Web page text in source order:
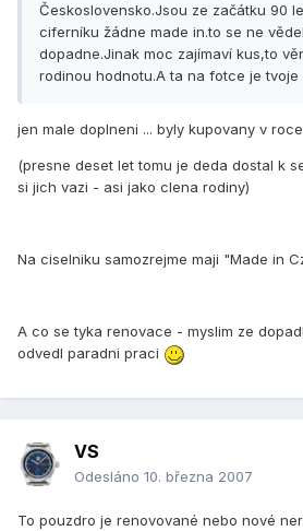
Československo.Jsou ze začátku 90
ciferníku žádne made in.to se ne
dopadne.Jinak moc zajímaví kus,to
rodinou hodnotu.A ta na fotce je tvoje
jen male doplneni ... byly kupovany v
(presne deset let tomu je deda dostal k
si jich vazi - asi jako clena rodiny)
Na ciselniku samozrejme maji "Made in
A co se tyka renovace - myslim ze
odvedl paradni praci
VS
Odesláno 10. března 2007
To pouzdro je renovované nebo nové